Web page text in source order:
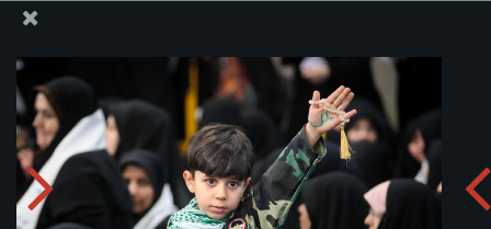
İslam İnkılabı Lideri'nin binlerce İran'lı işçiyi kabul
etmesi
Albümü indirin: